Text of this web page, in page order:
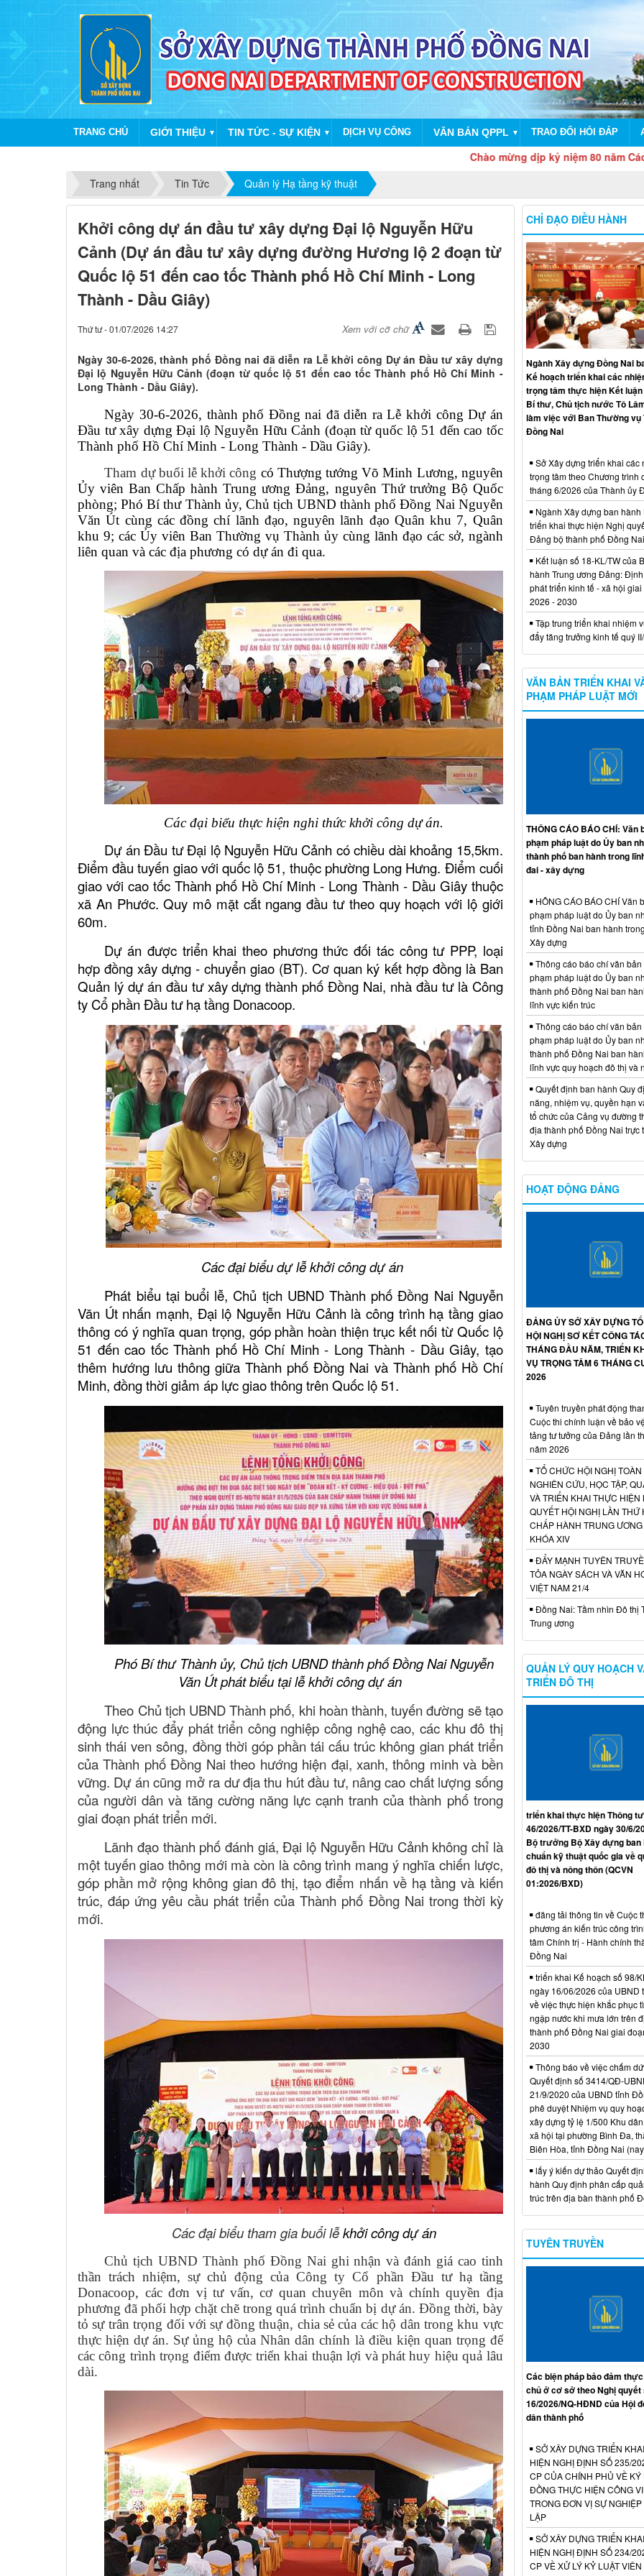
TRANG CHỦ GIỚI THIỆU ▼ TIN TỨC - SỰ KIỆN ▼ DỊCH VỤ CÔNG VĂN BẢN QPPL ▼ TRAO ĐỔI HỎI ĐÁP
Chào mừng dịp kỷ niệm 80 năm Cách mạng
Trang nhất
Tin Tức Quản lý Hạ tầng kỹ thuật
Khởi công dự án đầu tư xây dựng Đại lộ Nguyễn Hữu
Cảnh (Dự án đầu tư xây dựng đường Hương lộ 2 đoạn từ
Quốc lộ 51 đến cao tốc Thành phố Hồ Chí Minh - Long
Thành - Dầu Giây)
Thứ tư - 01/07/2026 14:27 Xem với cỡ chữ
Ngày 30-6-2026, thành phố Đồng nai đã diễn ra Lễ khởi công Dự án Đầu tư xây dựng
Đại lộ Nguyễn Hữu Cảnh (đoạn từ quốc lộ 51 đến cao tốc Thành phố Hồ Chí Minh -
Long Thành - Dầu Giây).
Ngày 30-6-2026, thành phố Đồng nai đã diễn ra Lễkhởi công Dự án
Đầu tư xây dựng Đại lộ Nguyễn Hữu Cảnh (đoạn từ quốc lộ 51 đến cao tốc
Thành phố Hồ Chí Minh - Long Thành - Dầu Giây).
Tham dự buổi lễ khởi công có Thượng tướng Võ Minh Lương, nguyên
Ủy viên Ban Chấp hành Trung ương Đảng, nguyên Thứ trưởng Bộ Quốc
phòng; Phó Bí thư Thành ủy, Chủ tịch UBND thành phố Đồng Nai Nguyễn
Văn Út cùng các đồng chí lãnh đạo, nguyên lãnh đạo Quân khu 7, Quân
khu 9; các Ủy viên Ban Thường vụ Thành ủy cùng lãnh đạo các sở, ngành
liên quan và các địa phương có dự án đi qua.
Các đại biểu thực hiện nghi thức khởi công dự án.
Dự án Đầu tư Đại lộ Nguyễn Hữu Cảnh có chiều dài khoảng 15,5km.
Điểm đầu tuyến giao với quốc lộ 51, thuộc phường Long Hưng. Điểm cuối
giao với cao tốc Thành phố Hồ Chí Minh - Long Thành - Dầu Giây thuộc
xã An Phước. Quy mô mặt cắt ngang đầu tư theo quy hoạch với lộ giới
60m.
Dự án được triển khai theo phương thức đối tác công tư PPP, loại
hợp đồng xây dựng - chuyển giao (BT). Cơ quan ký kết hợp đồng là Ban
Quản lý dự án đầu tư xây dựng thành phố Đồng Nai, nhà đầu tư là Công
ty Cổ phần Đầu tư hạ tầng Donacoop.
Các đại biểu dự lễ khởi công dự án
Phát biểu tại buổi lễ, Chủ tịch UBND Thành phố Đồng Nai Nguyễn
Văn Út nhấn mạnh, Đại lộ Nguyễn Hữu Cảnh là công trình hạ tầng giao
thông có ý nghĩa quan trọng, góp phần hoàn thiện trục kết nối từ Quốc lộ
51 đến cao tốc Thành phố Hồ Chí Minh - Long Thành - Dầu Giây, tạo
thêm hướng lưu thông giữa Thành phố Đồng Nai và Thành phố Hồ Chí
Minh, đồng thời giảm áp lực giao thông trên Quốc lộ 51.
Phó Bí thư Thành ủy, Chủ tịch UBND thành phố Đồng Nai Nguyễn
Văn Út phát biểu tại lễ khởi công dự án
Theo Chủ tịch UBND Thành phố, khi hoàn thành, tuyến đường sẽ tạo
động lực thúc đẩy phát triển công nghiệp công nghệ cao, các khu đô thị
sinh thái ven sông, đồng thời góp phần tái cấu trúc không gian phát triển
của Thành phố Đồng Nai theo hướng hiện đại, xanh, thông minh và bền
vững. Dự án cũng mở ra dư địa thu hút đầu tư, nâng cao chất lượng sống
của người dân và tăng cường năng lực cạnh tranh của thành phố trong
giai đoạn phát triển mới.
Lãnh đạo thành phố đánh giá, Đại lộ Nguyễn Hữu Cảnh không chỉ là
một tuyến giao thông mới mà còn là công trình mang ý nghĩa chiến lược,
góp phần mở rộng không gian đô thị, tạo điểm nhấn về hạ tầng và kiến
trúc, đáp ứng yêu cầu phát triển của Thành phố Đồng Nai trong thời kỳ
mới.
Các đại biểu tham gia buổi lễkhởi công dự án
Chủ tịch UBND Thành phố Đồng Nai ghi nhận và đánh giá cao tinh
thần trách nhiệm, sự chủ động của Công ty Cổ phần Đầu tư hạ tầng
Donacoop, các đơn vị tư vấn, cơ quan chuyên môn và chính quyền địa
phương đã phối hợp chặt chẽ trong quá trình chuẩn bị dự án. Đồng thời, bày
tỏ sự trân trọng đối với sự đồng thuận, chia sẻ của các hộ dân trong khu vực
thực hiện dự án. Sự ủng hộ của Nhân dân chính là điều kiện quan trọng để
các công trình trọng điểm được triển khai thuận lợi và phát huy hiệu quả lâu
dài.
CHỈ ĐẠO ĐIỀU HÀNH
Ngành Xây dựng Đồng Nai
Kế hoạch triển khai các
trọng tâm thực hiện Kết luận
Bí thư, Chủ tịch nước Tô
làm việc với Ban Thường vụ
Đồng Nai
Sở Xây dựng triển khai các
trọng tâm theo Chương trình
tháng 6/2026 của Thành ủy
Ngành Xây dựng ban hành
triển khai thực hiện Nghị
Đảng bộ thành phố Đồng Nai
Kết luận số 18-KL/TW của
hành Trung ương Đảng:
phát triển kinh tế - xã hội
2026 - 2030
Tập trung triển khai nhiệm
đẩy tăng trưởng kinh tế quý
VĂN BẢN TRIỂN KHAI
PHẠM PHÁP LUẬT MỚI
THÔNG CÁO BÁO CHÍ: Văn
phạm pháp luật do Ủy ban
thành phố ban hành trong
đai - xây dựng
HÔNG CÁO BÁO CHÍ Văn
phạm pháp luật do Ủy ban
tỉnh Đồng Nai ban hành
Xây dựng
Thông cáo báo chí văn bản
phạm pháp luật do Ủy ban
thành phố Đồng Nai ban
lĩnh vực kiến trúc
Thông cáo báo chí văn bản
phạm pháp luật do Ủy ban
thành phố Đồng Nai ban
lĩnh vực quy hoạch đô thị và
Quyết định ban hành Quy
năng, nhiệm vụ, quyền hạn
tổ chức của Cảng vụ đường
địa thành phố Đồng Nai trực
Xây dựng
HOẠT ĐỘNG ĐẢNG
ĐẢNG ỦY SỞ XÂY DỰNG
HỘI NGHỊ SƠ KẾT CÔNG
THÁNG ĐẦU NĂM, TRIỂN
VỤ TRỌNG TÂM 6 THÁNG
2026
Tuyên truyền phát động
Cuộc thi chính luận về bảo
tảng tư tưởng của Đảng lần
năm 2026
TỔ CHỨC HỘI NGHỊ TOÀN
NGHIÊN CỨU, HỌC TẬP,
VÀ TRIỂN KHAI THỰC HIỆN
QUYẾT HỘI NGHỊ LẦN THỨ
CHẤP HÀNH TRUNG
KHÓA XIV
ĐẨY MẠNH TUYÊN
TỎA NGÀY SÁCH VÀ VĂN
VIỆT NAM 21/4
Đồng Nai: Tầm nhìn Đô thị
Trung ương
QUẢN LÝ QUY HOẠCH
TRIỂN ĐÔ THỊ
triển khai thực hiện Thông
46/2026/TT-BXD ngày 30/6/
Bộ trưởng Bộ Xây dựng ban
chuẩn kỹ thuật quốc gia về
đô thị và nông thôn (QCVN
01:2026/BXD)
đăng tải thông tin về Cuộc
phương án kiến trúc công
tâm Chính trị - Hành chính
Đồng Nai
triển khai Kế hoạch số 98/
ngày 16/06/2026 của UBND
về việc thực hiện khắc phục
ngập nước khi mưa lớn trên
thành phố Đồng Nai giai
2030
Thông báo về việc chấm
Quyết định số 3414/QĐ-
21/9/2020 của UBND tỉnh
phê duyệt Nhiệm vụ quy
xây dựng tỷ lệ 1/500 Khu
xã hội tại phường Bình Đa,
Biên Hòa, tỉnh Đồng Nai
lấy ý kiến dự thảo Quyết
hành Quy định phân cấp
trúc trên địa bàn thành phố
TUYÊN TRUYỀN
Các biện pháp bảo đảm
chủ ở cơ sở theo Nghị quyết
16/2026/NQ-HĐND của Hội
dân thành phố
SỞ XÂY DỰNG TRIỂN
HIỆN NGHỊ ĐỊNH SỐ 235/
CP CỦA CHÍNH PHỦ VỀ KÝ
ĐỒNG THỰC HIỆN CÔNG
TRONG ĐƠN VỊ SỰ NGHIỆP
LẬP
SỞ XÂY DỰNG TRIỂN
HIỆN NGHỊ ĐỊNH SỐ 234/
CP VỀ XỬ LÝ KỶ LUẬT